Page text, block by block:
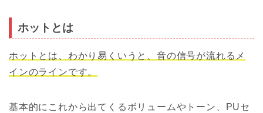
ホットとは
ホットとは、わかり易くいうと、音の信号が流れるメ
インのラインです。
基本的にこれから出てくるボリュームやトーン、PUセ